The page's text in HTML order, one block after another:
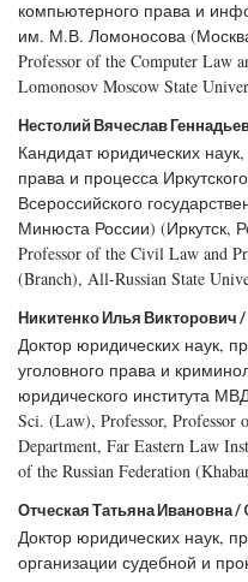
компьютерного права и
им. М.В. Ломоносова
Professor of the Computer Law
Lomonosov Moscow State
Нестолий Вячеслав
Кандидат юридических
права и процесса
Всероссийского
Минюста России) (Иркутск,
Professor of the Civil Law and
(Branch), All-Russian State
Никитенко Илья Викторович
Доктор юридических наук,
уголовного права и
юридического института
Sci. (Law), Professor,
Department, Far Eastern Law
of the Russian Federation
Отческая Татьяна Ивановна /
Доктор юридических наук,
организации судебной и